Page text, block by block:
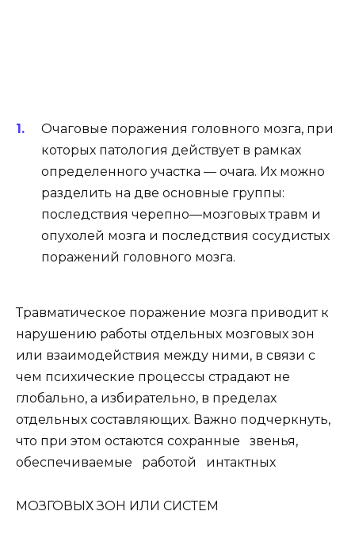
Очаговые поражения головного мозга, при
которых патология действует в рамках
определенного участка — oчara. Их можно
разделить на две основные группы:
последствия черепно—мозговых травм и
опухолей мозга и последствия сосудистых
поражений головного мозга.
Травматическое поражение мозга приводит к
нарушению работы отдельных мозговых зон
или взаимодействия между ними, в связи с
чем психические процессы страдают не
глобально, а избирательно, в пределах
отдельных составляющих. Важно подчеркнуть,
что при этом остаются сохранные звенья,
обеспечиваемые работой интактных
МОЗГОВЫХ ЗОН ИЛИ СИСТЕМ